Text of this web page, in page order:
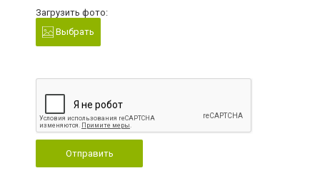
Загрузить фото:
Выбрать
Отправить